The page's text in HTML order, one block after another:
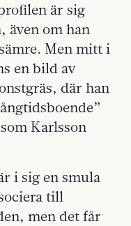
är sig
även om han
Men mitt i
en bild av
där han
Karlsson
i sig en smula
till
men det får